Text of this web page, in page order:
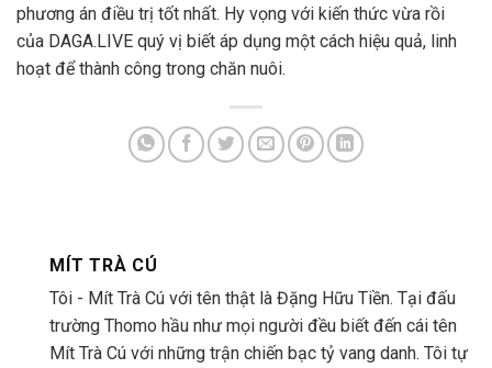
phương án điều trị tốt nhất. Hy vọng với kiến thức vừa rồi
của DAGA.LIVE quý vị biết áp dụng một cách hiệu quả, linh
hoạt để thành công trong chăn nuôi.
MÍT TRÀ CÚ
Tôi - Mít Trà Cú với tên thật là Đặng Hữu Tiền. Tại đấu
trường Thomo hầu như mọi người đều biết đến cái tên
Mít Trà Cú với những trận chiến bạc tỷ vang danh. Tôi tự